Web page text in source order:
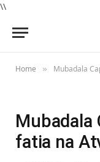
\\
Home » Mubadala
Mubadala
fatia na